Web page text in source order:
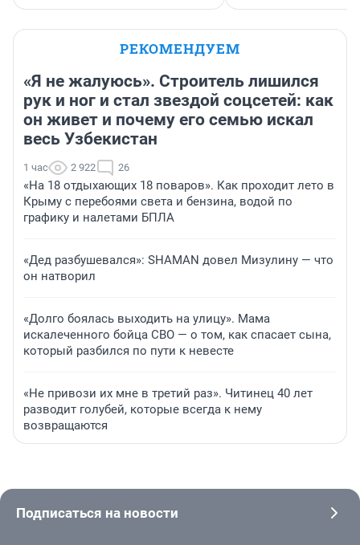
РЕКОМЕНДУЕМ
«Я не жалуюсь». Строитель лишился
рук и ног и стал звездой соцсетей: как
он живет и почему его семью искал
весь Узбекистан
1 час 2 922 26
«На 18 отдыхающих 18 поваров». Как проходит лето в
Крыму с перебоями света и бензина, водой по
графику и налетами БПЛА
«Дед разбушевался»: SHAMAN довел Мизулину — что
он натворил
«Долго боялась выходить на улицу». Мама
искалеченного бойца СВО — о том, как спасает сына,
который разбился по пути к невесте
«Не привози их мне в третий раз». Читинец 40 лет
разводит голубей, которые всегда к нему
возвращаются
Подписаться на новости